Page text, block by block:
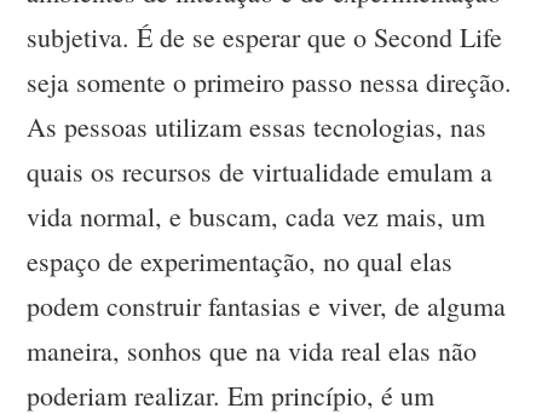
subjetiva. É de se esperar que o Second Life
seja somente o primeiro passo nessa direção.
As pessoas utilizam essas tecnologias, nas
quais os recursos de virtualidade emulam a
vida normal, e buscam, cada vez mais, um
espaço de experimentação, no qual elas
podem construir fantasias e viver, de alguma
maneira, sonhos que na vida real elas não
poderiam realizar. Em princípio, é um